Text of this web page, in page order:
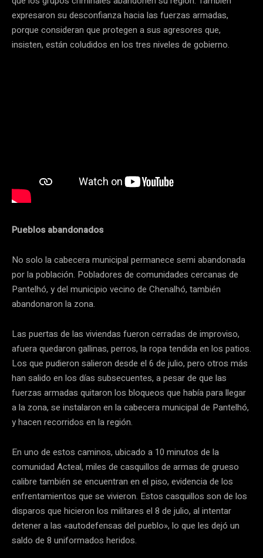
expresaron su desconfianza hacia las fuerzas armadas,
porque consideran que protegen a sus agresores que,
insisten, están coludidos en los tres niveles de gobierno.
Pueblos abandonados
No solo la cabecera municipal permanece semi abandonada
por la población. Pobladores de comunidades cercanas de
Pantelhó, y del municipio vecino de Chenalhó, también
abandonaron la zona.
Las puertas de las viviendas fueron cerradas de improviso,
afuera quedaron gallinas, perros, la ropa tendida en los patios.
Los que pudieron salieron desde el 6 de julio, pero otros más
han salido en los días subsecuentes, a pesar de que las
fuerzas armadas quitaron los bloqueos que había para llegar
a la zona, se instalaron en la cabecera municipal de Pantelhó,
y hacen recorridos en la región.
En uno de estos caminos, ubicado a 10 minutos de la
comunidad Acteal, miles de casquillos de armas de grueso
calibre también se encuentran en el piso, evidencia de los
enfrentamientos que se vivieron. Estos casquillos son de los
disparos que hicieron los militares el 8 de julio, al intentar
detener a las «autodefensas del pueblo», lo que les dejó un
saldo de 8 uniformados heridos.